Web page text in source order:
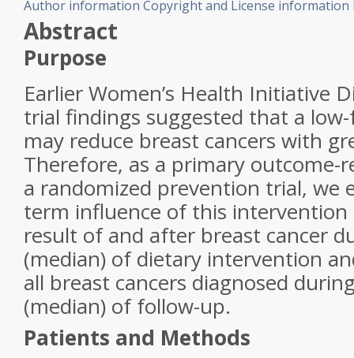
Author information Copyright and License information
Abstract
Purpose
Earlier Women’s Health Initiative
trial findings suggested that a
may reduce breast cancers with
Therefore, as a primary outcome-
a randomized prevention trial, we
term influence of this intervention
result of and after breast cancer
(median) of dietary intervention
all breast cancers diagnosed
(median) of follow-up.
Patients and Methods